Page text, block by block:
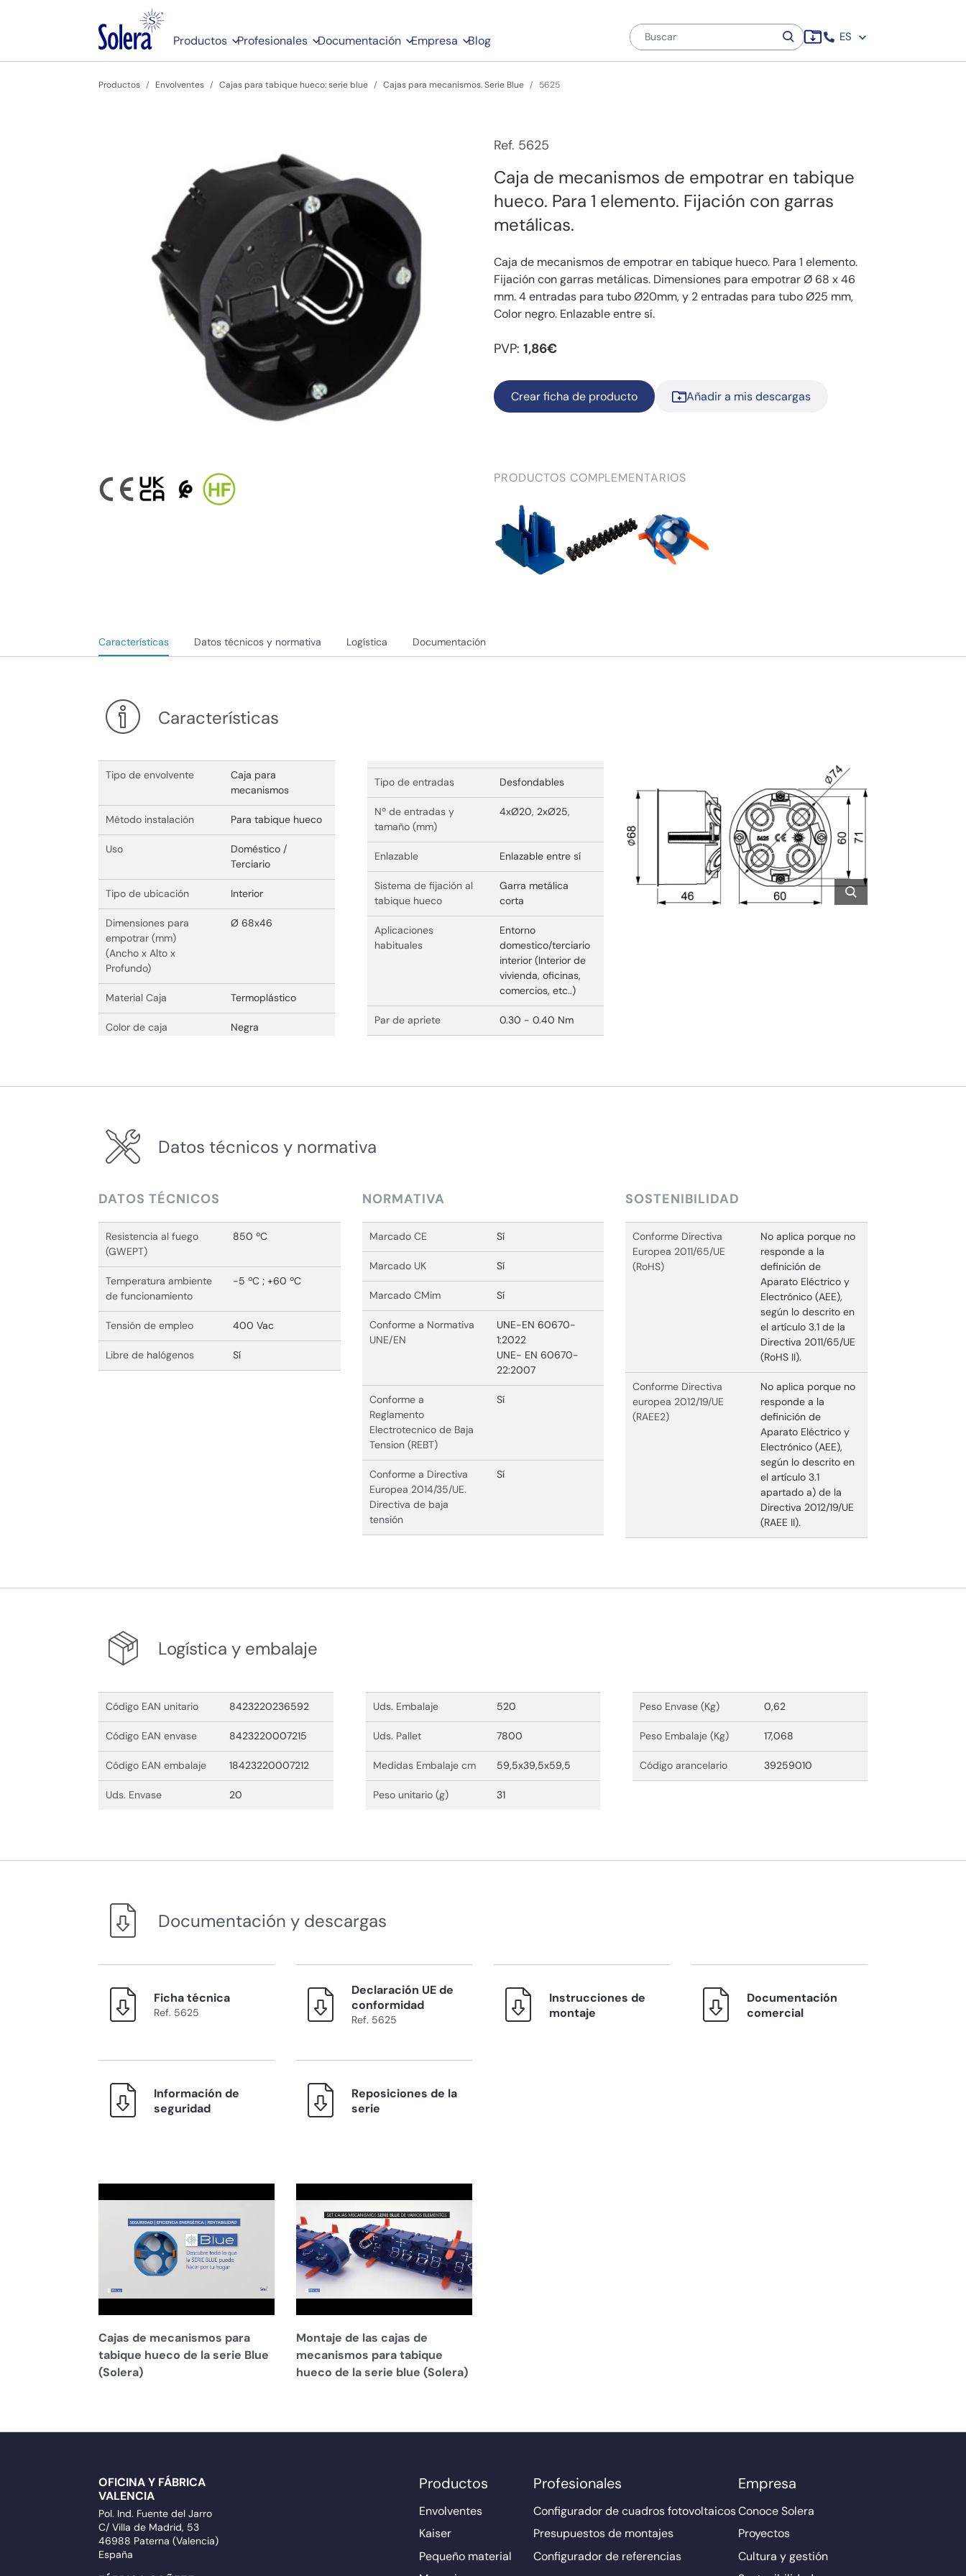
Productos Profesionales Documentación Empresa Blog ES
Productos Envolventes Cajas para tabique hueco: serie blue Cajas para mecanismos. Serie Blue 5625
Ref. 5625
Caja de mecanismos de empotrar en tabique
hueco. Para 1 elemento. Fijación con garras
metálicas.
Caja de mecanismos de empotrar en tabique hueco. Para 1 elemento.
Fijación con garras metálicas. Dimensiones para empotrar Ø 68 x 46
mm. 4 entradas para tubo Ø20mm, y 2 entradas para tubo Ø25 mm,
Color negro. Enlazable entre sí.
PVP: 1,86€
Crear ficha de producto Añadir a mis descargas
PRODUCTOS COMPLEMENTARIOS
Características Datos técnicos y normativa Logística Documentación
Características
Tipo de envolvente
Caja para
mecanismos
Método instalación Para tabique hueco
Uso
Doméstico /
Terciario
Tipo de ubicación Interior
Dimensiones para
empotrar (mm)
(Ancho x Alto x
Profundo)
Ø 68x46
Material Caja Termoplástico
Color de caja Negra
Tipo de entradas Desfondables
Nº de entradas y
tamaño (mm)
4xØ20, 2xØ25,
Enlazable Enlazable entre sí
Sistema de fijación al
tabique hueco
Garra metálica
corta
Aplicaciones
habituales
Entorno
domestico/terciario
interior (Interior de
vivienda, oficinas,
comercios, etc..)
Par de apriete 0.30 - 0.40 Nm
Datos técnicos y normativa
DATOS TÉCNICOS
Resistencia al fuego
(GWEPT)
850 ºC
Temperatura ambiente
de funcionamiento
-5 ºC ; +60 ºC
Tensión de empleo 400 Vac
Libre de halógenos Sí
NORMATIVA
Marcado CE Sí
Marcado UK Sí
Marcado CMim Sí
Conforme a Normativa
UNE/EN
UNE-EN 60670-
1:2022
UNE- EN 60670-
22:2007
Conforme a
Reglamento
Electrotecnico de Baja
Tension (REBT)
Sí
Conforme a Directiva
Europea 2014/35/UE.
Directiva de baja
tensión
Sí
SOSTENIBILIDAD
Conforme Directiva
Europea 2011/65/UE
(RoHS)
No aplica porque no
responde a la
definición de
Aparato Eléctrico y
Electrónico (AEE),
según lo descrito en
el artículo 3.1 de la
Directiva 2011/65/UE
(RoHS II).
Conforme Directiva
europea 2012/19/UE
(RAEE2)
No aplica porque no
responde a la
definición de
Aparato Eléctrico y
Electrónico (AEE),
según lo descrito en
el artículo 3.1
apartado a) de la
Directiva 2012/19/UE
(RAEE II).
Logística y embalaje
Código EAN unitario 8423220236592
Código EAN envase 8423220007215
Código EAN embalaje 18423220007212
Uds. Envase 20
Uds. Embalaje 520
Uds. Pallet 7800
Medidas Embalaje cm 59,5x39,5x59,5
Peso unitario (g) 31
Peso Envase (Kg) 0,62
Peso Embalaje (Kg) 17,068
Código arancelario 39259010
Documentación y descargas
Ficha técnica
Ref. 5625
Declaración UE de
conformidad
Ref. 5625
Instrucciones de
montaje
Documentación
comercial
Información de
seguridad
Reposiciones de la
serie
Cajas de mecanismos para
tabique hueco de la serie Blue
(Solera)
Montaje de las cajas de
mecanismos para tabique
hueco de la serie blue (Solera)
OFICINA Y FÁBRICA
VALENCIA
Pol. Ind. Fuente del Jarro
C/ Villa de Madrid, 53
46988 Paterna (Valencia)
España
Productos
Envolventes
Kaiser
Pequeño material
Profesionales
Configurador de cuadros fotovoltaicos
Presupuestos de montajes
Configurador de referencias
Empresa
Conoce Solera
Proyectos
Cultura y gestión